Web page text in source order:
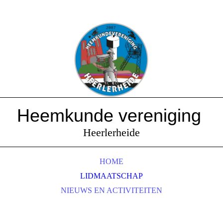
Heemkunde vereniging
Heerlerheide
HOME
LIDMAATSCHAP
NIEUWS EN ACTIVITEITEN